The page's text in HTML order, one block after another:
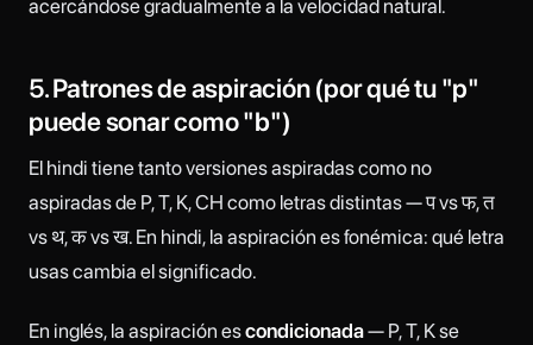
acercándose gradualmente a la velocidad natural.
5. Patrones de aspiración (por qué tu "p"
puede sonar como "b")
El hindi tiene tanto versiones aspiradas como no
aspiradas de P, T, K, CH como letras distintas — प vs फ, त
vs थ, क vs ख. En hindi, la aspiración es fonémica: qué letra
usas cambia el significado.
En inglés, la aspiración escondicionada— P, T, K se